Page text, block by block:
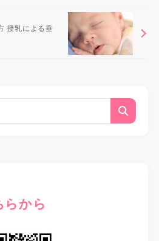
授乳による垂
から